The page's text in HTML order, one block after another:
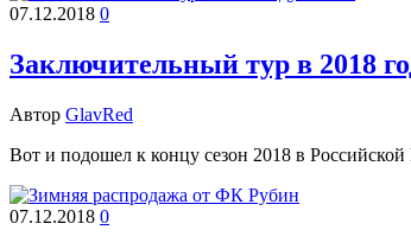
07.12.2018 0
Заключительный тур в 2018
Автор GlavRed
Вот и подошел к концу сезон 2018 в
07.12.2018 0